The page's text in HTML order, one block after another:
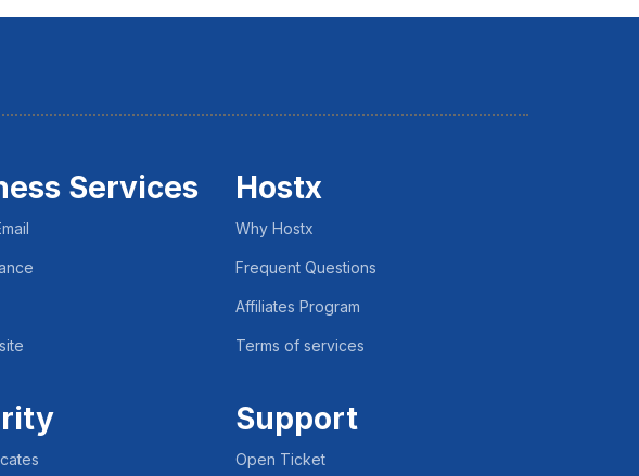
Services Hostx
Why Hostx
Frequent Questions
Affiliates Program
Terms of services
Support
Open Ticket